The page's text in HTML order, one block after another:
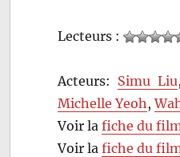
Lecteurs :
Acteurs: Simu Liu
Michelle Yeoh ,
Voir lafiche du
Voir lafiche du